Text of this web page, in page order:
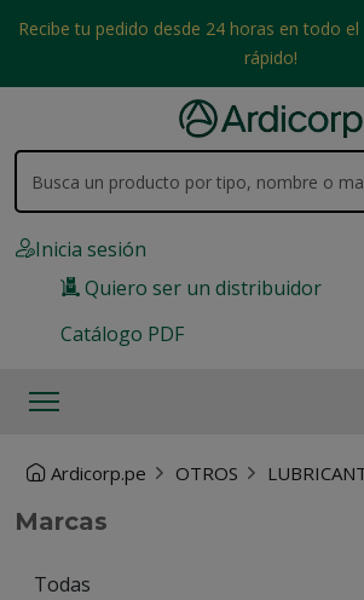
Recibe tu pedido desde 24 horas en todo el
rápido!
Inicia sesión
Quiero ser un distribuidor
Catálogo PDF
Ardicorp.pe OTROS
Marcas
Todas